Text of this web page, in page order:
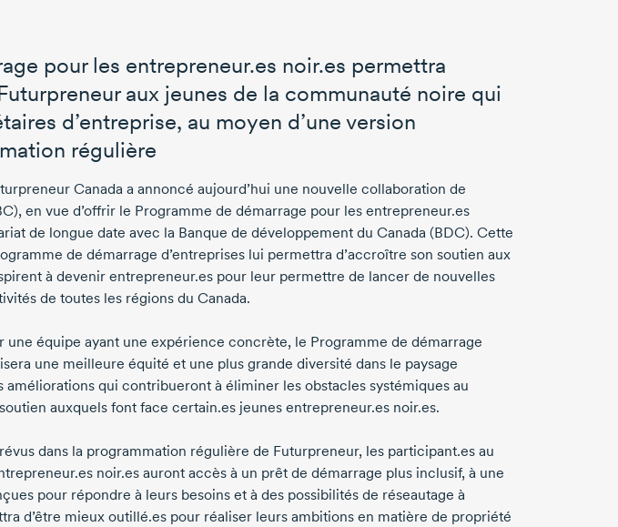
pour les entrepreneur.es noir.es permettra
aux jeunes de la communauté noire qui
d’entreprise, au moyen d’une version
régulière
Canada a annoncé aujourd’hui une nouvelle collaboration de
en vue d’offrir le Programme de démarrage pour les entrepreneur.es
de longue date avec la Banque de développement du Canada (BDC). Cette
de démarrage d’entreprises lui permettra d’accroître son soutien aux
à devenir entrepreneur.es pour leur permettre de lancer de nouvelles
de toutes les régions du Canada.
une équipe ayant une expérience concrète, le Programme de démarrage
une meilleure équité et une plus grande diversité dans le paysage
qui contribueront à éliminer les obstacles systémiques au
auxquels font face certain.es jeunes entrepreneur.es noir.es.
dans la programmation régulière de Futurpreneur, les participant.es au
noir.es auront accès à un prêt de démarrage plus inclusif, à une
pour répondre à leurs besoins et à des possibilités de réseautage à
d’être mieux outillé.es pour réaliser leurs ambitions en matière de propriété